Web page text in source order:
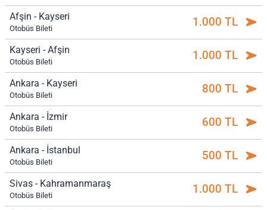
Afşin - Kayseri
Otobüs Bileti 1.000 TL
Kayseri - Afşin
Otobüs Bileti 1.000 TL
Ankara - Kayseri
Otobüs Bileti 800 TL
Ankara - İzmir
Otobüs Bileti 600 TL
Ankara - İstanbul
Otobüs Bileti 500 TL
Sivas - Kahramanmaraş
Otobüs Bileti 1.000 TL